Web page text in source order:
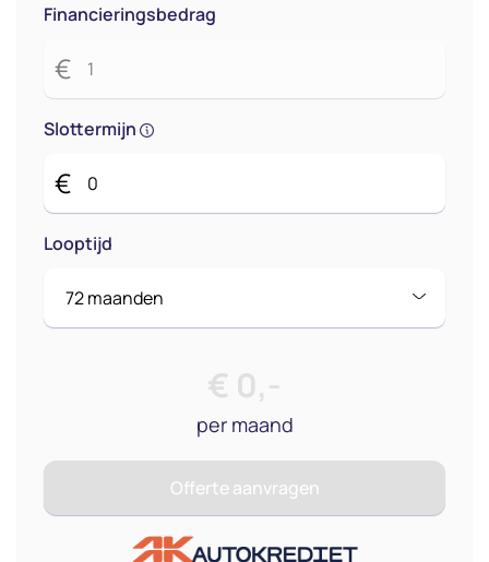
Financieringsbedrag
€
Slottermijn
€
Looptijd
€ 0,-
per maand
Offerte aanvragen